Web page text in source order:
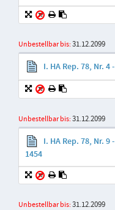
Unbestellbar bis:31.12.2099
I. HA Rep. 78, Nr.
Unbestellbar bis:31.12.2099
I. HA Rep. 78, Nr.
1454
Unbestellbar bis:31.12.2099